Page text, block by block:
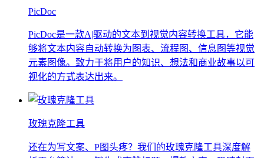
PicDoc
PicDoc是一款A|驱动的文本到视觉内容转换工具，它能
够将文本内容自动转换为图表、流程图、信息图等视觉
元素图像。致力于将用户的知识、想法和商业故事以可
视化的方式表达出来。
玫瑰克隆工具
还在为写文案、P图头疼？我们的玫瑰克隆工具深度解